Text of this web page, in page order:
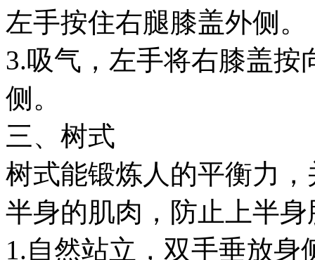
左手按住右腿膝盖外侧。
3.吸气，左手将右膝盖
侧。
三、树式
树式能锻炼人的平衡力
半身的肌肉，防止上半
1.自然站立，双手垂放身